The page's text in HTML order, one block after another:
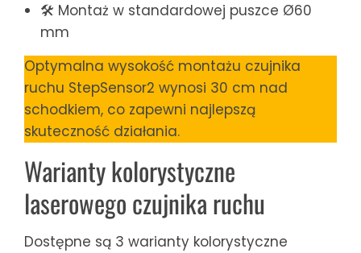
🛠 Montaż w standardowej puszce Ø60
mm
Optymalna wysokość montażu czujnika
ruchu StepSensor2 wynosi 30 cm nad
schodkiem, co zapewni najlepszą
skuteczność działania.
Warianty kolorystyczne
laserowego czujnika ruchu
Dostępne są 3 warianty kolorystyczne